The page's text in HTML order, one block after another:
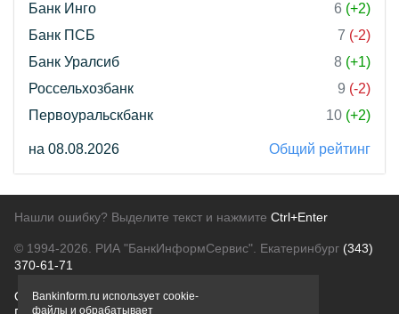
Банк Инго
6 (+2)
Банк ПСБ
7 (-2)
Банк Уралсиб
8 (+1)
Россельхозбанк
9 (-2)
Первоуральскбанк
10 (+2)
на 08.08.2026 Общий рейтинг
Нашли ошибку? Выделите текст и нажмите Ctrl+Enter
© 1994-2026. РИА "БанкИнформСервис". Екатеринбург (343)
370-61-71
О проектеПолитика конфиденциальности
Bankinform.ru использует cookie-
файлы и обрабатывает